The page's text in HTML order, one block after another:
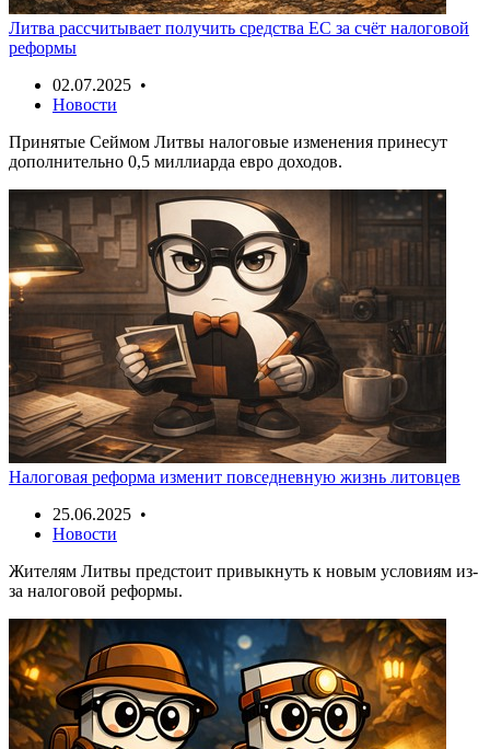
Литва рассчитывает получить средства ЕС за счёт налоговой
реформы
02.07.2025 •
Новости
Принятые Сеймом Литвы налоговые изменения принесут
дополнительно 0,5 миллиарда евро доходов.
Налоговая реформа изменит повседневную жизнь литовцев
25.06.2025 •
Новости
Жителям Литвы предстоит привыкнуть к новым условиям из-
за налоговой реформы.